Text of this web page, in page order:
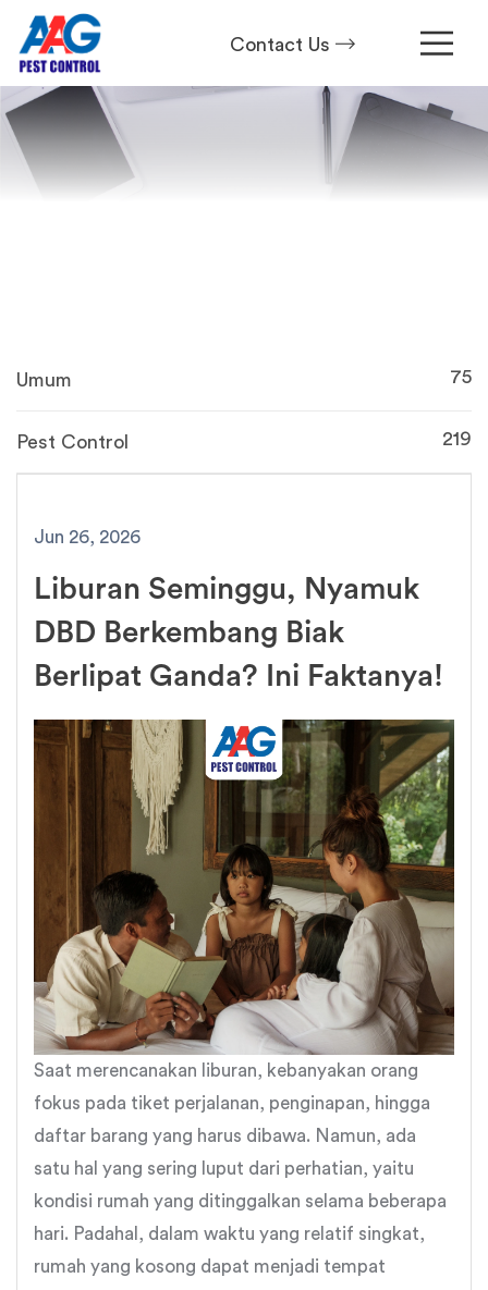
Contact Us
Umum 75
Pest Control 219
Jun 26, 2026
Liburan Seminggu, Nyamuk
DBD Berkembang Biak
Berlipat Ganda? Ini Faktanya!
Saat merencanakan liburan, kebanyakan orang
fokus pada tiket perjalanan, penginapan, hingga
daftar barang yang harus dibawa. Namun, ada
satu hal yang sering luput dari perhatian, yaitu
kondisi rumah yang ditinggalkan selama beberapa
hari. Padahal, dalam waktu yang relatif singkat,
rumah yang kosong dapat menjadi tempat